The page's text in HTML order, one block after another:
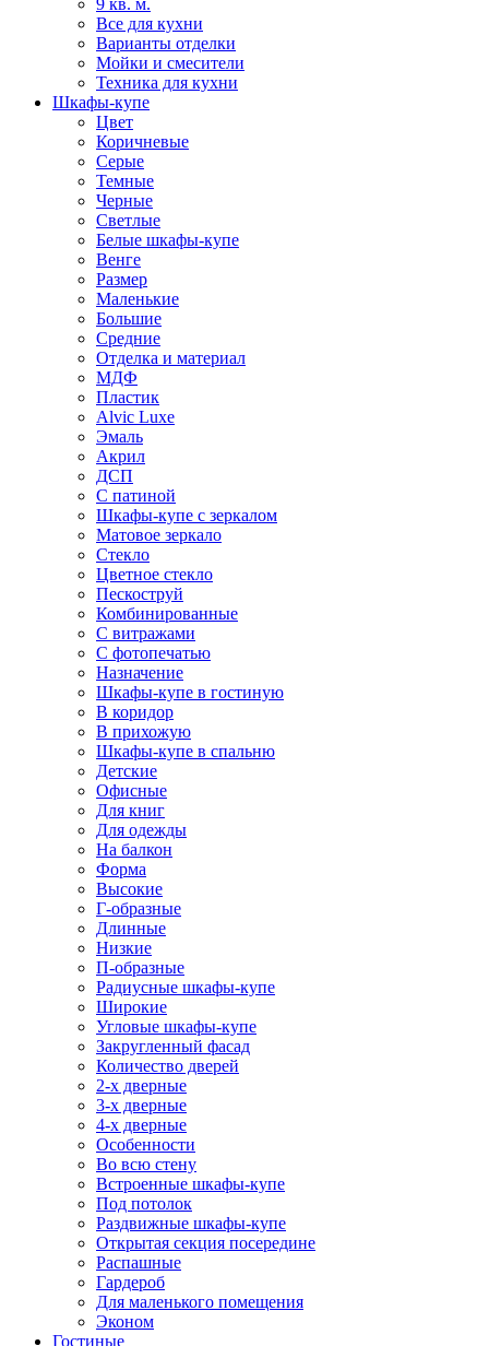
9 кв. м.
Все для кухни
Варианты отделки
Мойки и смесители
Техника для кухни
Шкафы-купе
Цвет
Коричневые
Серые
Темные
Черные
Светлые
Белые шкафы-купе
Венге
Размер
Маленькие
Большие
Средние
Отделка и материал
МДФ
Пластик
Alvic Luxe
Эмаль
Акрил
ДСП
С патиной
Шкафы-купе с зеркалом
Матовое зеркало
Стекло
Цветное стекло
Пескоструй
Комбинированные
С витражами
С фотопечатью
Назначение
Шкафы-купе в гостиную
В коридор
В прихожую
Шкафы-купе в спальню
Детские
Офисные
Для книг
Для одежды
На балкон
Форма
Высокие
Г-образные
Длинные
Низкие
П-образные
Радиусные шкафы-купе
Широкие
Угловые шкафы-купе
Закругленный фасад
Количество дверей
2-х дверные
3-х дверные
4-х дверные
Особенности
Во всю стену
Встроенные шкафы-купе
Под потолок
Раздвижные шкафы-купе
Открытая секция посередине
Распашные
Гардероб
Для маленького помещения
Эконом
Гостиные